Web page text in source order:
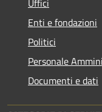
Uffici
Enti e fondazioni
Politici
Personale
Documenti e dati